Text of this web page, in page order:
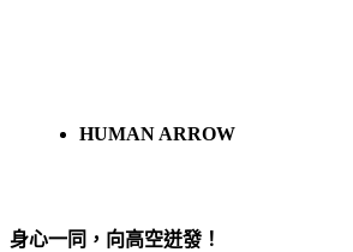
HUMAN ARROW
身心一同，向高空迸發！